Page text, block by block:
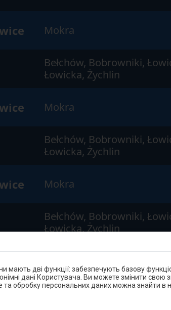
Mokra
Bełchów, Bobrowniki,
Łowicka, Żychlin
Mokra
Bełchów, Bobrowniki,
Łowicka, Żychlin
Mokra
Bełchów, Bobrowniki,
Łowicka, Żychlin
мають дві функції: забезпечують базову
дані Користувача. Ви можете змінити свою
обробку персональних даних можна знайти в